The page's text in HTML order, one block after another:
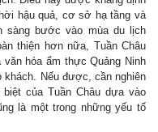
hậu quả, cơ sở hạ tầng và
sàng bước vào mùa du lịch
thiện hơn nữa, Tuần Châu
hóa ẩm thực Quảng Ninh
Nếu được, cần nghiên
của Tuần Châu dựa vào
là một trong những yếu tố